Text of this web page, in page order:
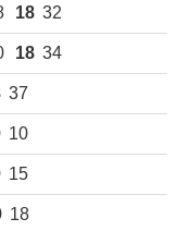
18 32
18 34
37
10
15
18